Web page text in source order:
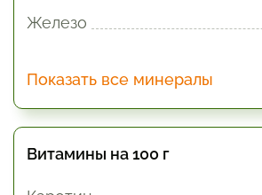
Железо
Показать все минералы
Витамины на 100 г